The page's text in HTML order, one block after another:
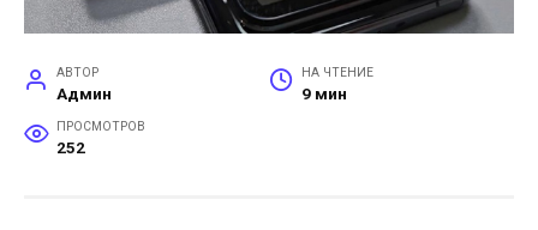
АВТОР
Админ
НА ЧТЕНИЕ
9 мин
ПРОСМОТРОВ
252